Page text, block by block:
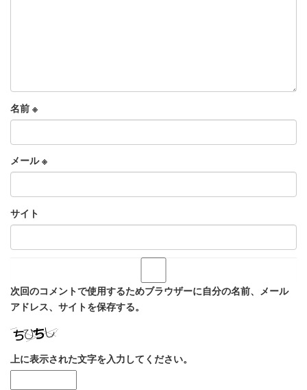
名前 ※
メール※
サイト
次回のコメントで使用するためブラウザーに自分の名前、メール
アドレス、サイトを保存する。
上に表示された文字を入力してください。